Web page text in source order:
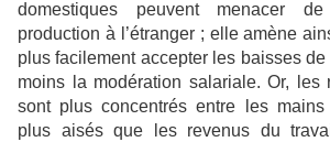
domestiques peuvent menacer
production à l’étranger ; elle amène
plus facilement accepter les baisses
moins la modération salariale. Or, les
sont plus concentrés entre les
plus aisés que les revenus du